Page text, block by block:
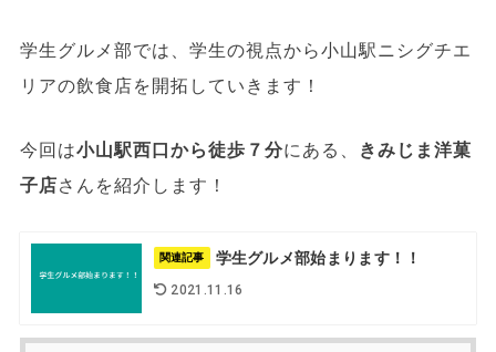
学生グルメ部では、学生の視点から小山駅ニシグチエ
リアの飲食店を開拓していきます！
今回は小山駅西口から徒歩７分にある、
きみじま洋菓
子店さんを紹介します！
関連記事 学生グルメ部始まります！！
2021.11.16